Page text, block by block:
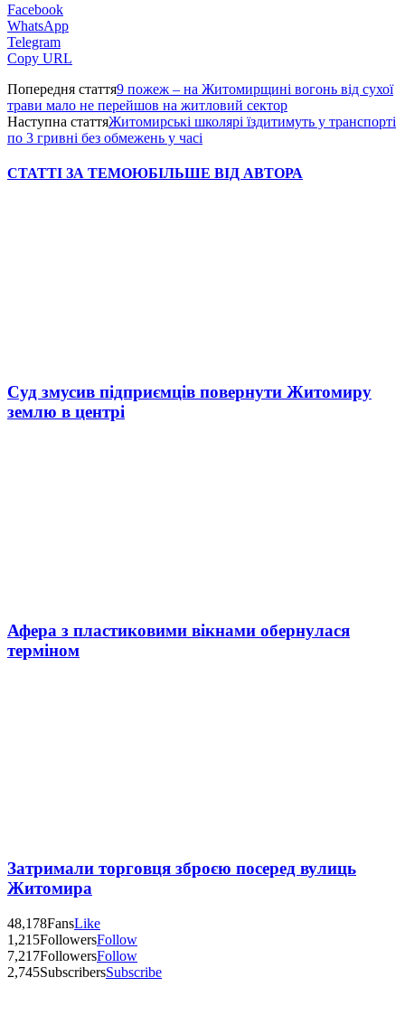
Facebook
WhatsApp
Telegram
Copy URL
Попередня стаття9 пожеж – на Житомирщині вогонь від сухої
трави мало не перейшов на житловий сектор
Наступна статтяЖитомирські школярі їздитимуть у транспорті
по 3 гривні без обмежень у часі
СТАТТІ ЗА ТЕМОЮБІЛЬШЕ ВІД АВТОРА
Суд змусив підприємців повернути Житомиру
землю в центрі
Афера з пластиковими вікнами обернулася
терміном
Затримали торговця зброєю посеред вулиць
Житомира
48,178FansLike
1,215FollowersFollow
7,217FollowersFollow
2,745SubscribersSubscribe